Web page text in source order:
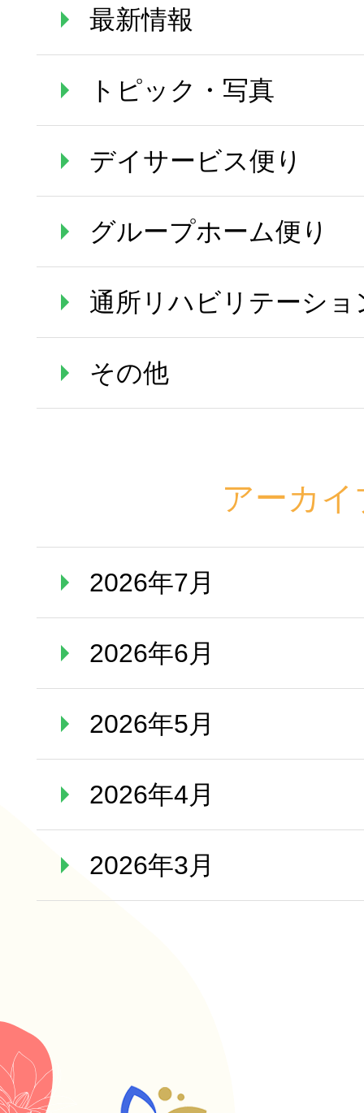
最新情報
トピック・写真
デイサービス便り
グループホーム便り
通所リハビリテーショ
その他
アーカイ
2026年7月
2026年6月
2026年5月
2026年4月
2026年3月